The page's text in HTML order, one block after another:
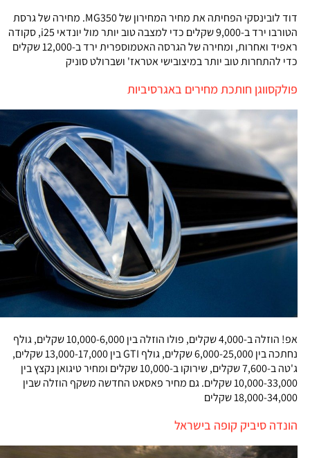
דוד לובינסקי הפחיתה את מחיר המחירון של MG350. מחירה של גרסת
הטורבו ירד ב-9,000 שקלים כדי למצבה טוב יותר מול יונדאי i25, סקודה
ראפיד ואחרות, ומחירה של הגרסה האטמוספרית ירד ב-12,000 שקלים
כדי להתחרות טוב יותר במיצובישי אטראז' ושברולט סוניק
פולקסווגן חותכת מחירים באגרסיביות
אפ! הוזלה ב-4,000 שקלים, פולו הוזלה בין 10,000-6,000 שקלים, גולף
נחתכה בין 6,000-25,000 שקלים, גולף GTI בין 13,000-17,000 שקלים,
ג'טה ב-7,600 שקלים, שירוקו ב-10,000 שקלים ומחיר טיגואן נקצץ בין
10,000-33,000 שקלים. גם מחיר פאסאט החדשה משקף הוזלה שבין
18,000-34,000 שקלים
הונדה סיביק קופה בישראל